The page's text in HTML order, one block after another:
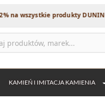
produkty DUNIN - kod
KAMIEŃ I IMITACJA KAMIENIA